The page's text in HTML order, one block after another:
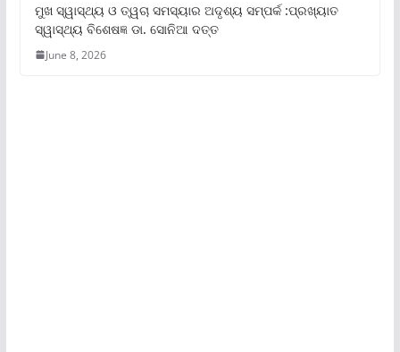
ମୁଖ ସ୍ୱାସ୍ଥ୍ୟ ଓ ତ୍ୱଚା ସମସ୍ୟାର ଅଦୃଶ୍ୟ ସମ୍ପର୍କ :ପ୍ରଖ୍ୟାତ
ସ୍ୱାସ୍ଥ୍ୟ ବିଶେଷଜ୍ଞ ଡା. ସୋନିଆ ଦତ୍ତ
June 8, 2026